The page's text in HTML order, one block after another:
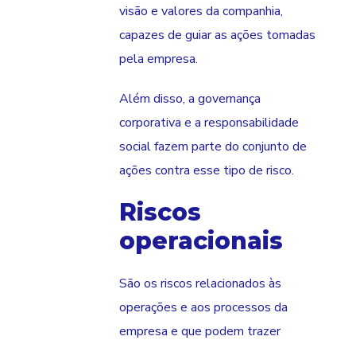
visão e valores da companhia,
capazes de guiar as ações tomadas
pela empresa.
Além disso, a governança
corporativa e a responsabilidade
social fazem parte do conjunto de
ações contra esse tipo de risco.
Riscos
operacionais
São os riscos relacionados às
operações e aos processos da
empresa e que podem trazer